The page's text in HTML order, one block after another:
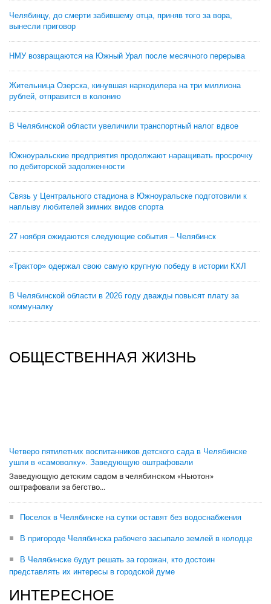
Челябинцу, до смерти забившему отца, приняв того за вора,
вынесли приговор
НМУ возвращаются на Южный Урал после месячного перерыва
Жительница Озерска, кинувшая наркодилера на три миллиона
рублей, отправится в колонию
В Челябинской области увеличили транспортный налог вдвое
Южноуральские предприятия продолжают наращивать просрочку
по дебиторской задолженности
Связь у Центрального стадиона в Южноуральске подготовили к
наплыву любителей зимних видов спорта
27 ноября ожидаются следующие события – Челябинск
«Трактор» одержал свою самую крупную победу в истории КХЛ
В Челябинской области в 2026 году дважды повысят плату за
коммуналку
ОБЩЕСТВЕННАЯ ЖИЗНЬ
Четверо пятилетних воспитанников детского сада в Челябинске
ушли в «самоволку». Заведующую оштрафовали
Заведующую детским садом в челябинском «Ньютон»
оштрафовали за бегство...
Поселок в Челябинске на сутки оставят без водоснабжения
В пригороде Челябинска рабочего засыпало землей в колодце
В Челябинске будут решать за горожан, кто достоин
представлять их интересы в городской думе
ИНТЕРЕСНОЕ